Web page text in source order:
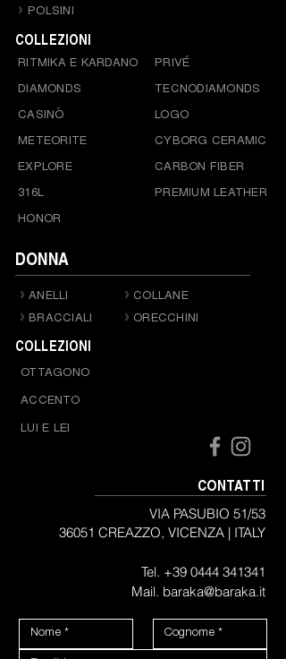
POLSINI
COLLEZIONI
RITMIKA E KARDANO
DIAMONDS
CASINÒ
METEORITE
EXPLORE
316L
HONOR
PRIVÉ
TECNODIAMONDS
LOGO
CYBORG CERAMIC
CARBON FIBER
PREMIUM LEATHER
DONNA
ANELLI
BRACCIALI
COLLANE
ORECCHINI
COLLEZIONI
OTTAGONO
ACCENTO
LUI E LEI
CONTATTI
VIA PASUBIO 51/53
36051 CREAZZO, VICENZA | ITALY
Tel. +39 0444 341341
Mail. baraka@baraka.it